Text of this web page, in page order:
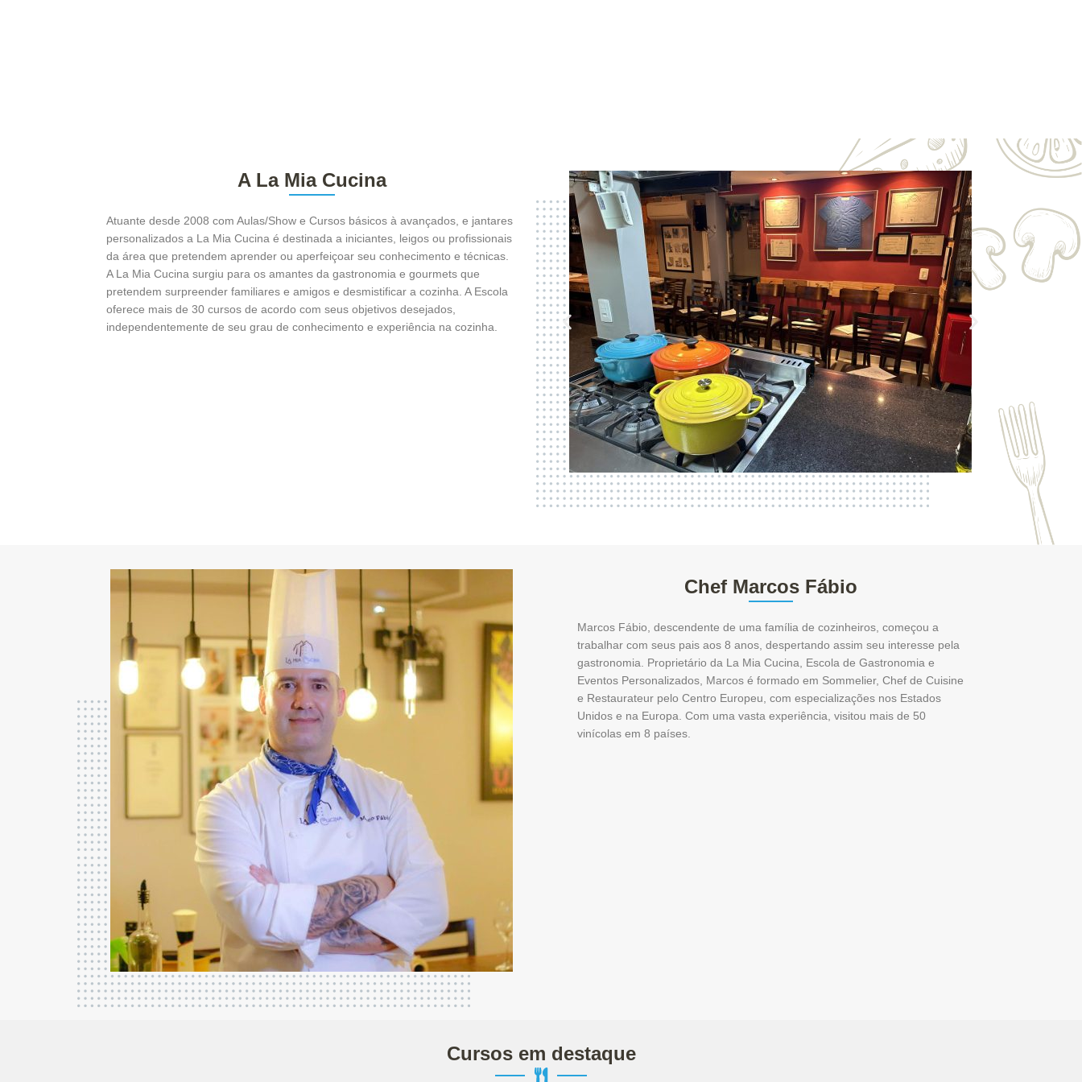
A La Mia Cucina
Atuante desde 2008 com Aulas/Show e Cursos básicos à avançados, e jantares
personalizados a La Mia Cucina é destinada a iniciantes, leigos ou profissionais
da área que pretendem aprender ou aperfeiçoar seu conhecimento e técnicas.
A La Mia Cucina surgiu para os amantes da gastronomia e gourmets que
pretendem surpreender familiares e amigos e desmistificar a cozinha. A Escola
oferece mais de 30 cursos de acordo com seus objetivos desejados,
independentemente de seu grau de conhecimento e experiência na cozinha.
Chef Marcos Fábio
Marcos Fábio, descendente de uma família de cozinheiros, começou a
trabalhar com seus pais aos 8 anos, despertando assim seu interesse pela
gastronomia. Proprietário da La Mia Cucina, Escola de Gastronomia e
Eventos Personalizados, Marcos é formado em Sommelier, Chef de Cuisine
e Restaurateur pelo Centro Europeu, com especializações nos Estados
Unidos e na Europa. Com uma vasta experiência, visitou mais de 50
vinícolas em 8 países.
Cursos em destaque